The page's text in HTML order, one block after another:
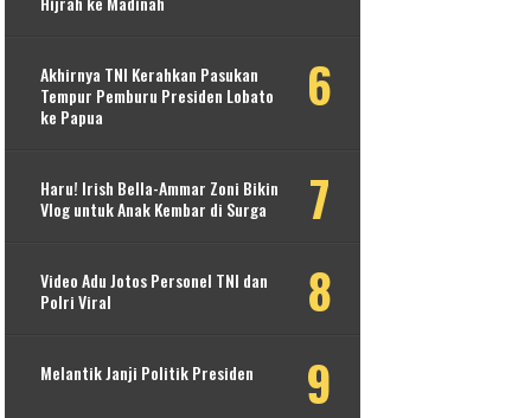
Akhirnya TNI Kerahkan Pasukan
Tempur Pemburu Presiden Lobato
ke Papua
Haru! Irish Bella-Ammar Zoni Bikin
Vlog untuk Anak Kembar di Surga
Video Adu Jotos Personel TNI dan
Polri Viral
Melantik Janji Politik Presiden